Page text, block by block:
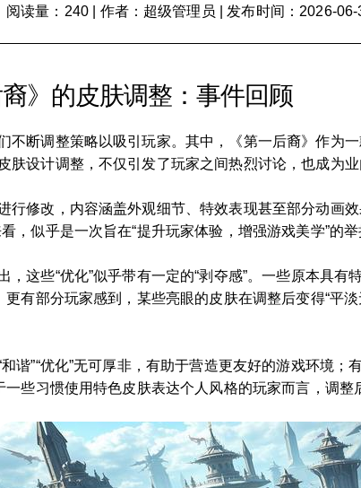
阅读量：240 作者：超级管理员 发布时间：2026-
》的皮肤调整：事件回顾
不断调整策略以吸引玩家。其中，《第一后裔》作为
肤设计调整，不仅引发了玩家之间热烈讨论，也成为业
行修改，内容涵盖外观细节、特效表现甚至部分动画
，似乎是一次旨在“提升玩家体验，增强游戏美学”的举
这些“优化”似乎带有一定的“剥夺感”。一些原本具
更有部分玩家感到，某些亮眼的皮肤在调整后变得“平
谐”“优化”无可厚非，有助于营造更友好的游戏环境；
些习惯使用特色皮肤表达个人风格的玩家而言，调整